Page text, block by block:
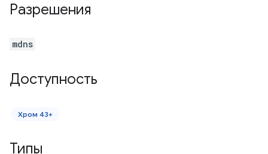
Разрешения
mdns
Доступность
Хром 43+
Типы